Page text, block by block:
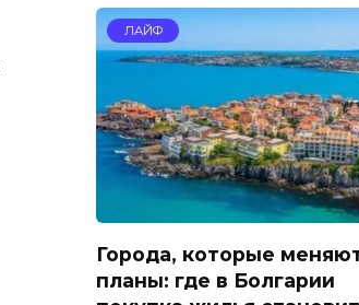
ЛАЙФ
Города, которые
планы: где в Болгарии